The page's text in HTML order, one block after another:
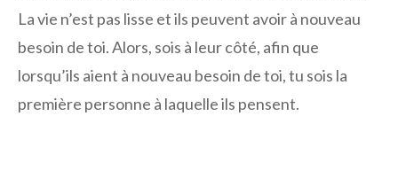
La vie n’est pas lisse et ils peuvent avoir à nouveau
besoin de toi. Alors, sois à leur côté, afin que
lorsqu’ils aient à nouveau besoin de toi, tu sois la
première personne à laquelle ils pensent.